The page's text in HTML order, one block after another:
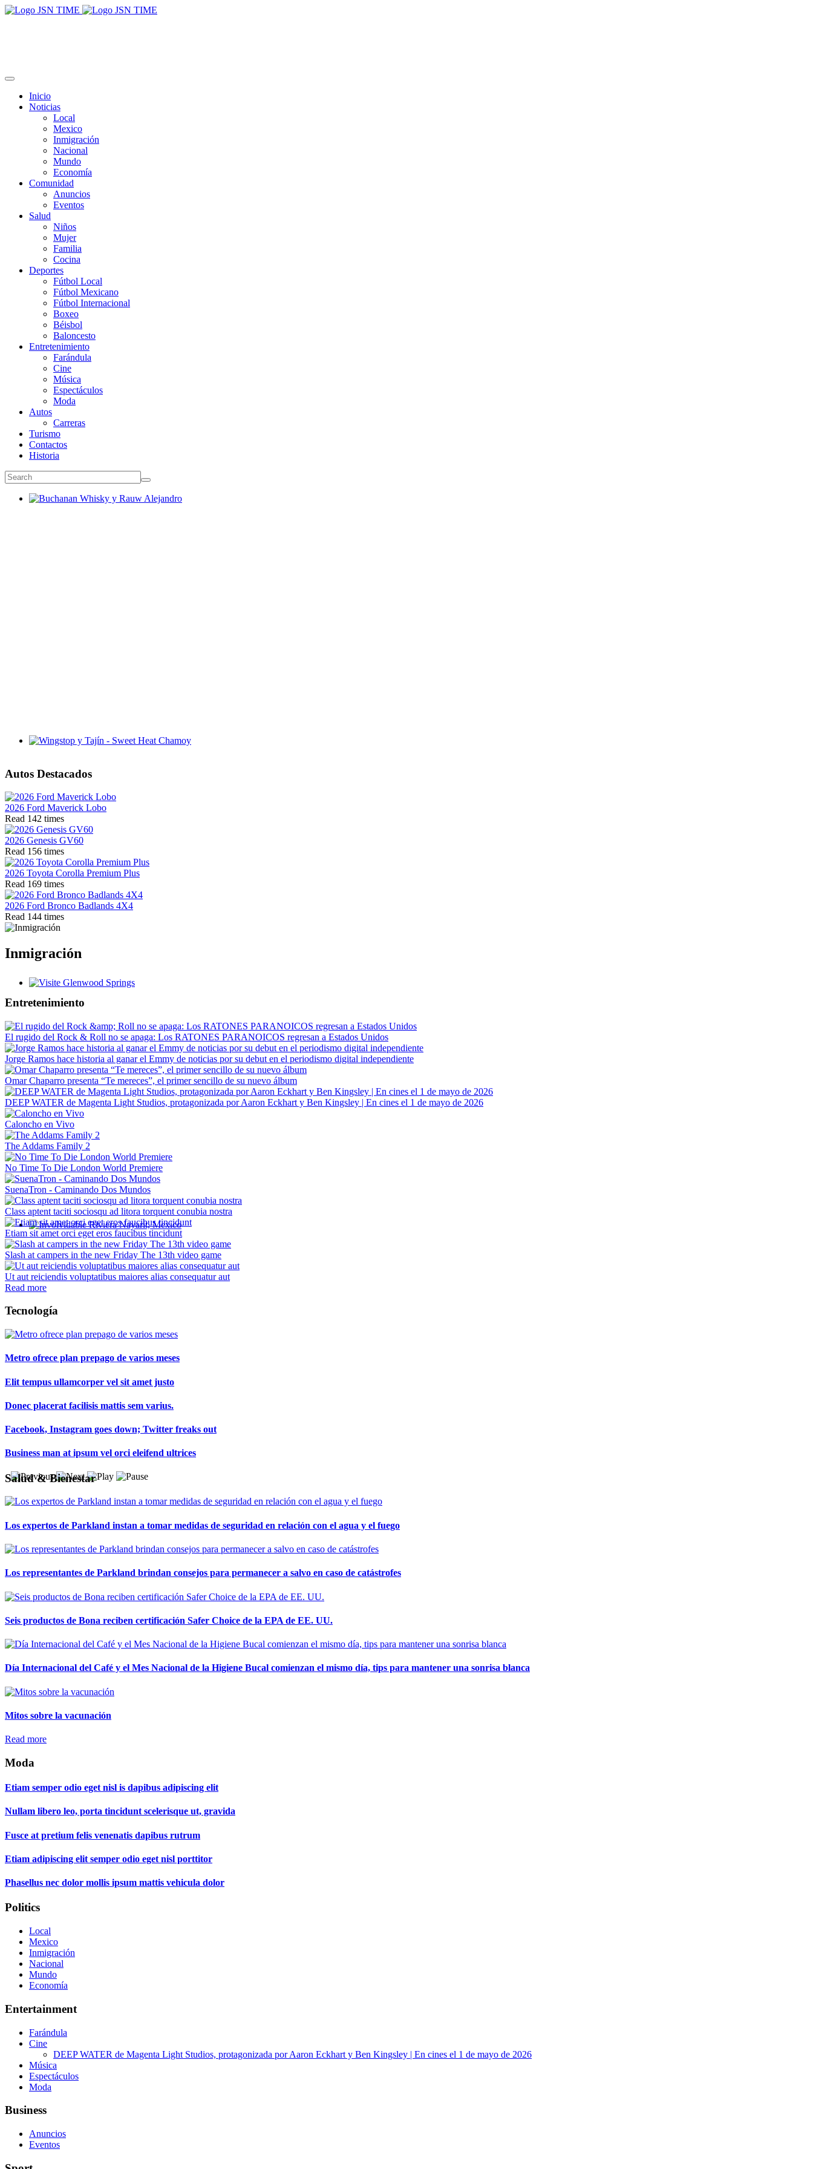
Inicio
Noticias
Local
Mexico
Inmigración
Nacional
Mundo
Economía
Comunidad
Anuncios
Eventos
Salud
Niños
Mujer
Familia
Cocina
Deportes
Fútbol Local
Fútbol Mexicano
Fútbol Internacional
Boxeo
Béisbol
Baloncesto
Entretenimiento
Farándula
Cine
Música
Espectáculos
Moda
Autos
Carreras
Turismo
Contactos
Historia
Involvidable Riviera Nayarit, Mexico
Autos Destacados
2026 Ford Maverick Lobo
Read 142 times
2026 Genesis GV60
Read 156 times
2026 Toyota Corolla Premium Plus
Read 169 times
2026 Ford Bronco Badlands 4X4
Read 144 times
Inmigración
Entretenimiento
El rugido del Rock & Roll no se apaga: Los RATONES PARANOICOS regresan a Estados Unidos
Jorge Ramos hace historia al ganar el Emmy de noticias por su debut en el periodismo digital independiente
Omar Chaparro presenta “Te mereces”, el primer sencillo de su nuevo álbum
DEEP WATER de Magenta Light Studios, protagonizada por Aaron Eckhart y Ben Kingsley | En cines el 1 de mayo de 2026
Caloncho en Vivo
The Addams Family 2
No Time To Die London World Premiere
SuenaTron - Caminando Dos Mundos
Class aptent taciti sociosqu ad litora torquent conubia nostra
Etiam sit amet orci eget eros faucibus tincidunt
Slash at campers in the new Friday The 13th video game
Ut aut reiciendis voluptatibus maiores alias consequatur aut
Read more
Tecnología
Metro ofrece plan prepago de varios meses
Elit tempus ullamcorper vel sit amet justo
Donec placerat facilisis mattis sem varius.
Facebook, Instagram goes down; Twitter freaks out
Business man at ipsum vel orci eleifend ultrices
Salud & Bienestar
Los expertos de Parkland instan a tomar medidas de seguridad en relación con el agua y el fuego
Los representantes de Parkland brindan consejos para permanecer a salvo en caso de catástrofes
Seis productos de Bona reciben certificación Safer Choice de la EPA de EE. UU.
Día Internacional del Café y el Mes Nacional de la Higiene Bucal comienzan el mismo día, tips para mantener una sonrisa blanca
Mitos sobre la vacunación
Read more
Moda
Etiam semper odio eget nisl is dapibus adipiscing elit
Nullam libero leo, porta tincidunt scelerisque ut, gravida
Fusce at pretium felis venenatis dapibus rutrum
Etiam adipiscing elit semper odio eget nisl porttitor
Phasellus nec dolor mollis ipsum mattis vehicula dolor
Politics
Local
Mexico
Inmigración
Nacional
Mundo
Economía
Entertainment
Farándula
Cine
DEEP WATER de Magenta Light Studios, protagonizada por Aaron Eckhart y Ben Kingsley | En cines el 1 de mayo de 2026
Música
Espectáculos
Moda
Business
Anuncios
Eventos